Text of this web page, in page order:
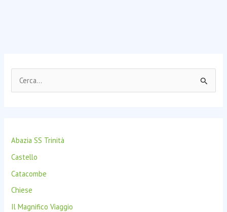
a
:
Abazia SS Trinità
Castello
Catacombe
Chiese
Il Magnifico Viaggio